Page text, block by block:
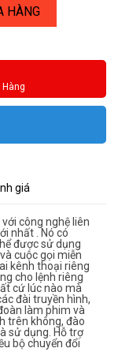
HÀNG
giá
công nghệ liên
nhất . Nó có
được sử dụng
cuộc gọi miễn
kênh thoại riêng
cho lệnh riêng
cứ lúc nào mà
đài truyền hình,
làm phim và
trên không, đào
sử dụng. Hỗ trợ
bộ chuyển đổi